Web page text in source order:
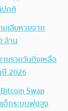
ปกติ
มเสียหายจาก
ล้าน
ยรายวันดิ่งเหลือ
2026
Swap
ฮ็กระบบพุ่งสูง